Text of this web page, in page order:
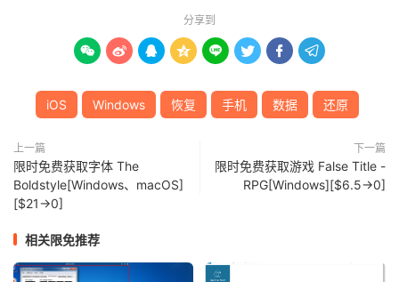
分享到
       
iOS Windows 恢复 手机 数据 还原
上一篇
限时免费获取字体 The
Boldstyle[Windows、macOS]
[$21→0]
下一篇
限时免费获取游戏 False Title -
RPG[Windows][$6.5→0]
相关限免推荐